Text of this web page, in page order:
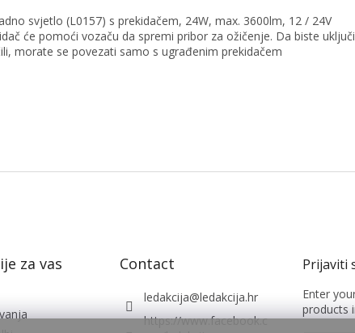
svjetlo (L0157) s prekidačem, 24W, max. 3600lm, 12 / 24V
će pomoći vozaču da spremi pribor za ožičenje. Da biste
morate se povezati samo s ugrađenim prekidačem
za vas Contact
ledakcija@ledakcija.hr
https://www.facebook.c
Enter
products